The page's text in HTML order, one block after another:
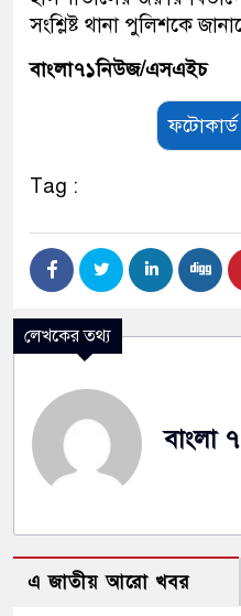
সংশ্লিষ্ট থানা পুলিশকে
বাংলা৭১নিউজ/এসএইচ
Tag :
লেখকের তথ্য
বাংলা
এ জাতীয় আরো খবর